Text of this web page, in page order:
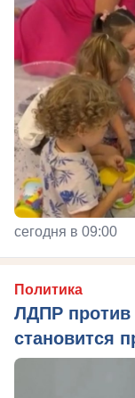
сегодня в 09:00
Политика
ЛДПР против
становится